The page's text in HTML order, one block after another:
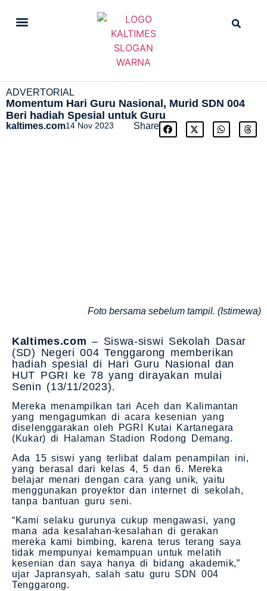
ADVERTORIAL
Momentum Hari Guru Nasional, Murid SDN 004
Beri hadiah Spesial untuk Guru
kaltimes.com14 Nov 2023 Share
Foto bersama sebelum tampil. (Istimewa)
Kaltimes.com – Siswa-siswi Sekolah Dasar
(SD) Negeri 004 Tenggarong memberikan
hadiah spesial di Hari Guru Nasional dan
HUT PGRI ke 78 yang dirayakan mulai
Senin (13/11/2023).
Mereka menampilkan tari Aceh dan Kalimantan
yang mengagumkan di acara kesenian yang
diselenggarakan oleh PGRI Kutai Kartanegara
(Kukar) di Halaman Stadion Rodong Demang.
Ada 15 siswi yang terlibat dalam penampilan ini,
yang berasal dari kelas 4, 5 dan 6. Mereka
belajar menari dengan cara yang unik, yaitu
menggunakan proyektor dan internet di sekolah,
tanpa bantuan guru seni.
“Kami selaku gurunya cukup mengawasi, yang
mana ada kesalahan-kesalahan di gerakan
mereka kami bimbing, karena terus terang saya
tidak mempunyai kemampuan untuk melatih
kesenian dan saya hanya di bidang akademik,”
ujar Japransyah, salah satu guru SDN 004
Tenggarong.